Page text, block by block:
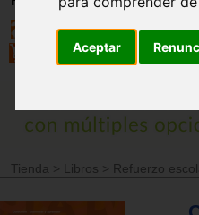
Aceptar
Tienda > Libros > Refuerzo